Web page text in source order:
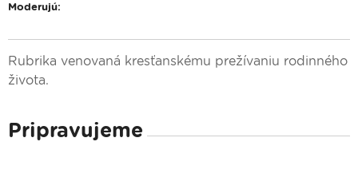
Moderujú:
Rubrika venovaná kresťanskému prežívaniu rodinného
života.
Pripravujeme